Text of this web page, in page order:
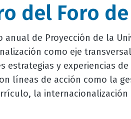
del Foro
anual de Proyección de la
como eje
estrategias y experiencias
líneas de acción como la
la internacionalización